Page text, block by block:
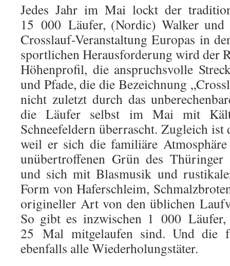
Jedes Jahr im Mai lockt der
15 000 Läufer, (Nordic) Walker und
Crosslauf-Veranstaltung Europas in
sportlichen Herausforderung wird der
Höhenprofil, die anspruchsvolle
und Pfade, die die Bezeichnung
nicht zuletzt durch das
die Läufer selbst im Mai mit
Schneefeldern überrascht. Zugleich
weil er sich die familiäre
unübertroffenen Grün des Thüringer
und sich mit Blasmusik und
Form von Haferschleim,
origineller Art von den üblichen
So gibt es inzwischen 1 000 Läufer,
25 Mal mitgelaufen sind. Und die
ebenfalls alle Wiederholungstäter.